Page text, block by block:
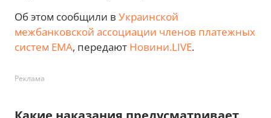
Об этом сообщили в Украинской
межбанковской ассоциации членов платежных
систем ЕМА, передают Новини.LIVE.
Реклама